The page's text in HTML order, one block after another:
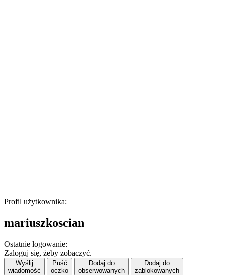
Profil użytkownika:
mariuszkoscian
Ostatnie logowanie:
Zaloguj się, żeby zobaczyć.
Wyślij
wiadomość
Puść
oczko
Dodaj do
obserwowanych
Dodaj do
zablokowanych